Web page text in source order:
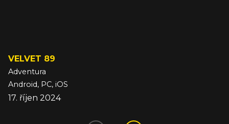
VELVET 89
Adventura
Android, PC, iOS
17. říjen 2024